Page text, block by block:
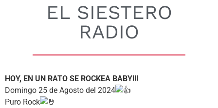
EL SIESTERO
RADIO
HOY, EN UN RATO SE ROCKEA BABY!!!
Domingo 25 de Agosto del 2024
Puro Rock